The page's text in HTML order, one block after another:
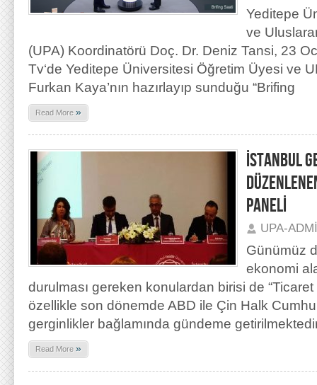
Yeditepe
ve
(UPA) Koordinatörü Doç. Dr. Deniz Tansi, 23
Tv‘de Yeditepe Üniversitesi Öğretim Üyesi ve
Furkan Kaya’nın hazırlayıp sunduğu “Brifing
Read More »
İSTANBUL
PANELİ
UPA-
Günümüz
ekonomi
durulması gereken konulardan birisi de “Ticaret
özellikle son dönemde ABD ile Çin Halk
gerginlikler bağlamında gündeme
Read More »